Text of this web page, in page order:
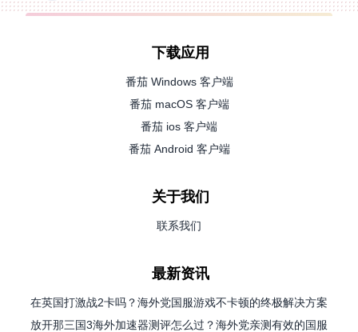
下载应用
番茄 Windows 客户端
番茄 macOS 客户端
番茄 ios 客户端
番茄 Android 客户端
关于我们
联系我们
最新资讯
在英国打激战2卡吗？海外党国服游戏不卡顿的终极解决方案
放开那三国3海外加速器测评怎么过？海外党亲测有效的国服